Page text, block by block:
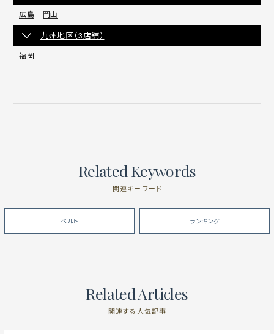
広島 岡山
九州地区（3店舗）
福岡
Related Keywords
関連キーワード
ベルト ランキング
Related Articles
関連する人気記事